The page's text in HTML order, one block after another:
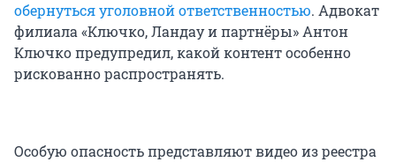
обернуться уголовной ответственностью. Адвокат
филиала «Ключко, Ландау и партнёры» Антон
Ключко предупредил, какой контент особенно
рискованно распространять.
Особую опасность представляют видео из реестра